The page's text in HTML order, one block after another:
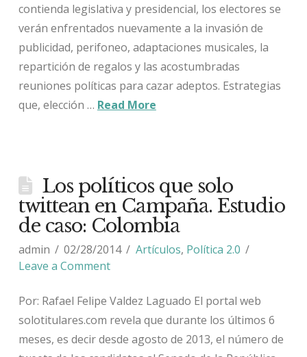
contienda legislativa y presidencial, los electores se
verán enfrentados nuevamente a la invasión de
publicidad, perifoneo, adaptaciones musicales, la
repartición de regalos y las acostumbradas
reuniones políticas para cazar adeptos. Estrategias
que, elección … Read More
Los políticos que solo
twittean en Campaña. Estudio
de caso: Colombia
admin 02/28/2014 Artículos, Política 2.0
Leave a Comment
Por: Rafael Felipe Valdez Laguado El portal web
solotitulares.com revela que durante los últimos 6
meses, es decir desde agosto de 2013, el número de